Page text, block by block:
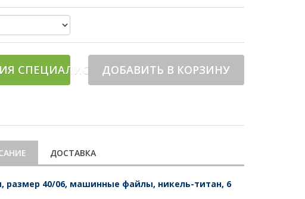
СПЕЦИАЛИСТАДОБАВИТЬ В КОРЗИНУ
ДОСТАВКА
размер 40/06, машинные файлы, никель-титан, 6